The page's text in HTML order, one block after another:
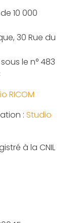
10 000
30 Rue du
le n° 483
RICOM
: Studio
à la CNIL